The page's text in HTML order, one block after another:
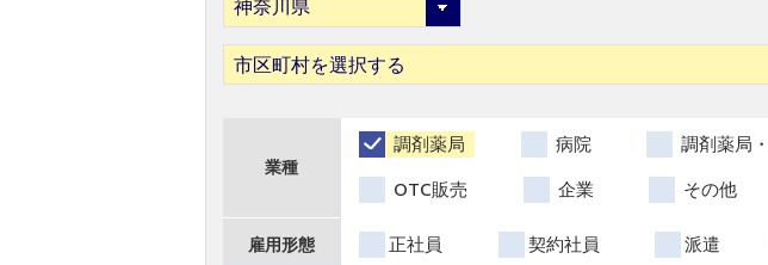
市区町村を選択する
業種
調剤薬局 病院 調剤薬局
OTC販売 企業 その他
雇用形態 正社員 契約社員 派遣